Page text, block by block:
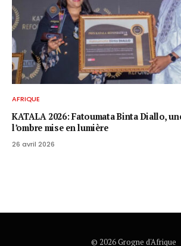
AFRIQUE
KATALA 2026: Fatoumata Binta Diallo,
l’ombre mise en lumière
26 avril 2026
© 2026 Grogne d'Afrique